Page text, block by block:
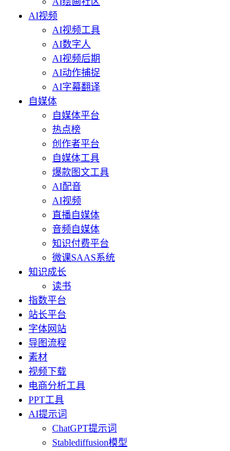
AI视频
AI视频工具
AI数字人
AI视频后期
AI动作捕捉
AI字幕翻译
自媒体
自媒体平台
热点榜
创作者平台
自媒体工具
爆款图文工具
AI配音
AI视频
直播自媒体
音频自媒体
知识付费平台
微课SAAS系统
知识成长
读书
指数平台
站长平台
字体网站
导图流程
素材
视频下载
电商分析工具
PPT工具
AI提示词
ChatGPT提示词
Stablediffusion模型